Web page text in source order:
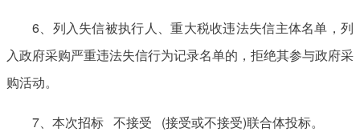
6、列入失信被执行人、重大税收违法失信主体名单，列
入政府采购严重违法失信行为记录名单的，拒绝其参与政府采
购活动。
7、本次招标 不接受 (接受或不接受)联合体投标。